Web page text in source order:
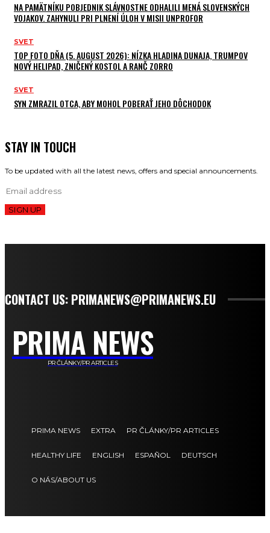
NA PAMÄTNÍKU POBJEDNIK SLÁVNOSTNE ODHALILI MENÁ SLOVENSKÝCH
VOJAKOV. ZAHYNULI PRI PLNENÍ ÚLOH V MISII UNPROFOR
SVET
TOP FOTO DŇA (5. AUGUST 2026): NÍZKA HLADINA DUNAJA, TRUMPOV
NOVÝ HELIPAD, ZNIČENÝ KOSTOL A RANČ ZORRO
SVET
SYN ZMRAZIL OTCA, ABY MOHOL POBERAŤ JEHO DÔCHODOK
STAY IN TOUCH
To be updated with all the latest news, offers and special announcements.
SIGN UP
CONTACT US: PRIMANEWS@PRIMANEWS.EU
PRIMA NEWS
PR ČLÁNKY/PR ARTICLES
PRIMA NEWS EXTRA PR ČLÁNKY/PR ARTICLES
HEALTHY LIFE ENGLISH ESPAÑOL DEUTSCH
O NÁS/ABOUT US